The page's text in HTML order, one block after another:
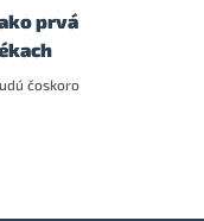
prvá
čoskoro